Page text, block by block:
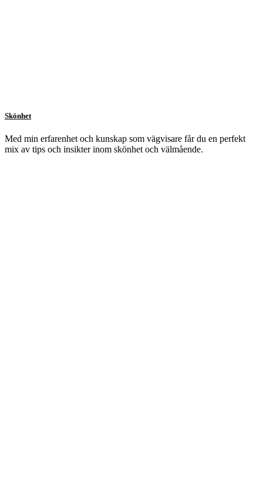
Skönhet
Med min erfarenhet och kunskap som vägvisare får du en perfekt
mix av tips och insikter inom skönhet och välmående.